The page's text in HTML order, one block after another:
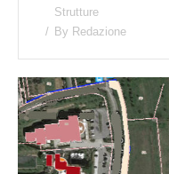
Strutture
By Redazione